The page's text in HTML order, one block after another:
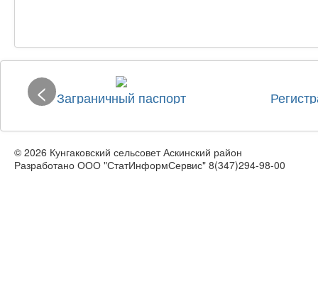
Заграничный паспорт
<
© 2026 Кунгаковский сельсовет Аскинский район
Разработано ООО "СтатИнформСервис" 8(347)294-98-00